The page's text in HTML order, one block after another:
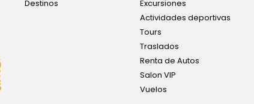
Destinos
Excursiones
Actividades deportivas
Tours
Traslados
Renta de Autos
Salon VIP
Vuelos